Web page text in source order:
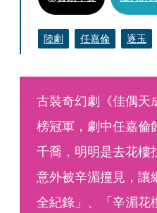
陸劇 任嘉倫 逐玉
古裝奇幻劇《佳偶天
榜冠軍，劇中任嘉倫
千喬，明明是去花樓
意外被辛湄撞見，讓
全紀錄」、「辛湄花